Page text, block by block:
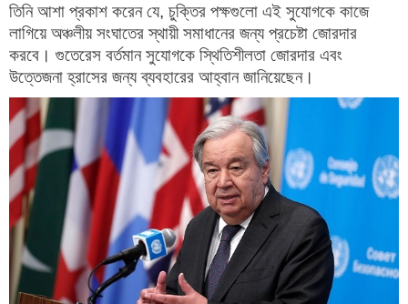
তিনি আশা প্রকাশ করেন যে, চুক্তির পক্ষগুলো এই সুযোগকে কাজে
লাগিয়ে অঞ্চলীয় সংঘাতের স্থায়ী সমাধানের জন্য প্রচেষ্টা জোরদার
করবে। গুতেরেস বর্তমান সুযোগকে স্থিতিশীলতা জোরদার এবং
উত্তেজনা হ্রাসের জন্য ব্যবহারের আহ্বান জানিয়েছেন।